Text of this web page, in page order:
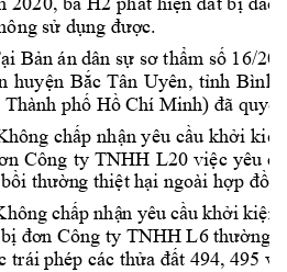
sử dụng được.
Bản án dân sự sơ thẩm số 16/
huyện Bắc Tân Uyên, tỉnh Bình
Thành phố Hồ Chí Minh) đã
chấp nhận yêu cầu khởi
Công ty TNHH L20 việc yêu
thường thiệt hại ngoài hợp đ
hông chấp nhận yêu cầu khởi kiện
đơn Công ty TNHH L6 thường
trái phép các thửa đất 494, 495